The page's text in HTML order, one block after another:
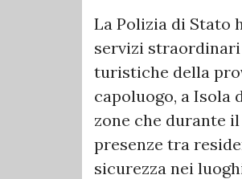
La Polizia di Stato
servizi
turistiche della
capoluogo, a Isola
zone che durante
presenze tra
sicurezza nei